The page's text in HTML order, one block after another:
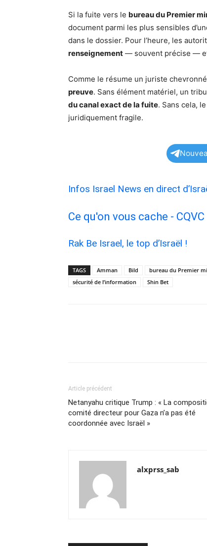
Si la fuite vers le bureau du Premier
document parmi les plus sensibles
dans le dossier. Pour l’heure, les
renseignement — souvent précise —
Comme le résume un juriste
preuve. Sans élément matériel, un
du canal exact de la fuite. Sans cela,
juridiquement fragile.
Infos Israel News en direct
Ce qu'on vous cache - CQVC
Rak Be Israel, le top d’Israël !
TAGS Amman Bild bureau du Premier
sécurité de l’information
Shin Bet
Article précédent
Netanyahu critique Trump : « La
comité directeur pour Gaza n’a pas été
coordonnée avec Israël »
alxprss_sab